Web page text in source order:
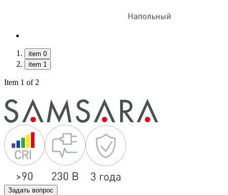
item 0
item 1
Item 1 of 2
Задать вопрос